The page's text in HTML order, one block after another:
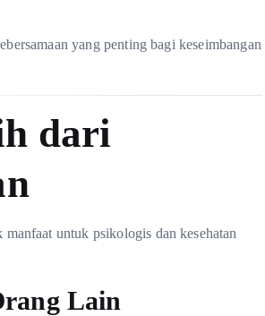
yang penting bagi keseimbangan
dari
untuk psikologis dan kesehatan
Lain